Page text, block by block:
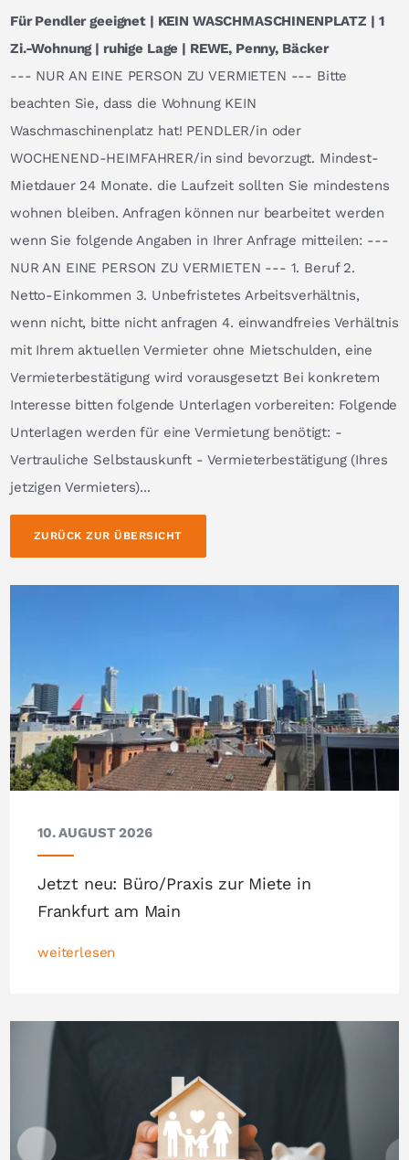
Für Pendler geeignet | KEIN WASCHMASCHINENPLATZ | 1
Zi.-Wohnung | ruhige Lage | REWE, Penny, Bäcker
--- NUR AN EINE PERSON ZU VERMIETEN --- Bitte
beachten Sie, dass die Wohnung KEIN
Waschmaschinenplatz hat! PENDLER/in oder
WOCHENEND-HEIMFAHRER/in sind bevorzugt. Mindest-
Mietdauer 24 Monate. die Laufzeit sollten Sie mindestens
wohnen bleiben. Anfragen können nur bearbeitet werden
wenn Sie folgende Angaben in Ihrer Anfrage mitteilen: ---
NUR AN EINE PERSON ZU VERMIETEN --- 1. Beruf 2.
Netto-Einkommen 3. Unbefristetes Arbeitsverhältnis,
wenn nicht, bitte nicht anfragen 4. einwandfreies Verhältnis
mit Ihrem aktuellen Vermieter ohne Mietschulden, eine
Vermieterbestätigung wird vorausgesetzt Bei konkretem
Interesse bitten folgende Unterlagen vorbereiten: Folgende
Unterlagen werden für eine Vermietung benötigt: -
Vertrauliche Selbstauskunft - Vermieterbestätigung (Ihres
jetzigen Vermieters)...
ZURÜCK ZUR ÜBERSICHT
10. AUGUST 2026
Jetzt neu: Büro/Praxis zur Miete in
Frankfurt am Main
weiterlesen